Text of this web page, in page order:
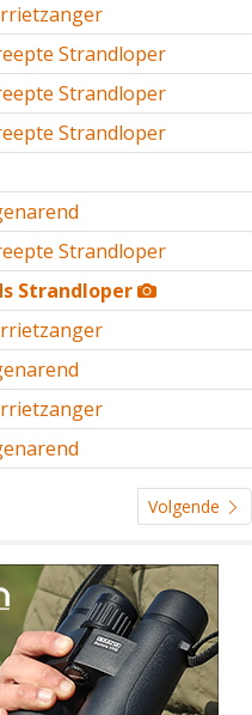
Strandloper
Strandloper
Strandloper
Strandloper
Strandloper
Volgende